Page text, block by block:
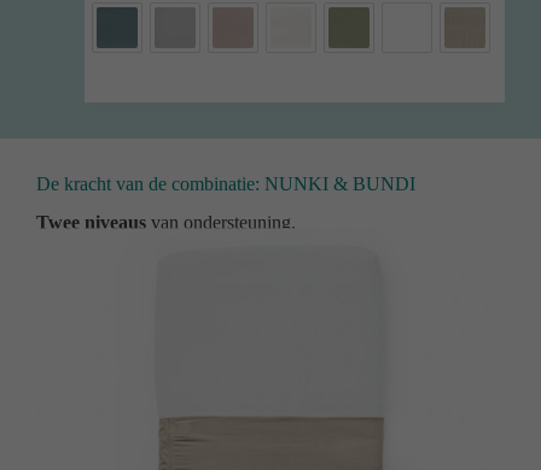
De kracht van de combinatie: NUNKI & BUNDI
Twee niveaus van ondersteuning.